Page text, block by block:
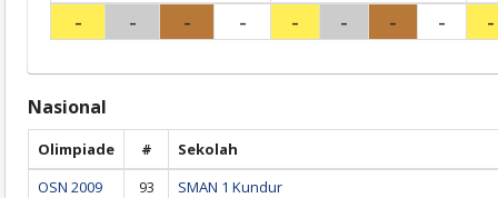
- - - - - - - - -
Nasional
Olimpiade #
Sekolah
OSN 2009
93 SMAN 1 Kundur